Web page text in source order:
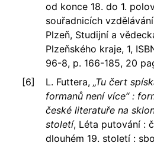
od konce 18. do 1.
souřadnicích
Plzeň, Studijní a
Plzeňského kraje, 1,
96-8, p. 166-185, 20
L. Futtera, „Tu čert
formanů není více“ :
české literatuře na
století, Léta putování :
dlouhém 19. století :